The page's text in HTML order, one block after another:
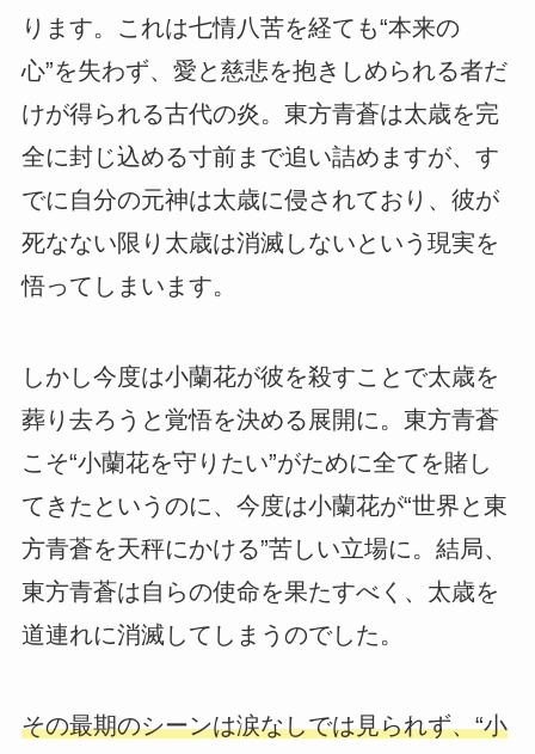
ります。これは七情八苦を経ても“本来の
心”を失わず、愛と慈悲を抱きしめられる者だ
けが得られる古代の炎。東方青蒼は太歳を完
全に封じ込める寸前まで追い詰めますが、す
でに自分の元神は太歳に侵されており、彼が
死なない限り太歳は消滅しないという現実を
悟ってしまいます。
しかし今度は小蘭花が彼を殺すことで太歳を
葬り去ろうと覚悟を決める展開に。東方青蒼
こそ“小蘭花を守りたい”がために全てを賭し
てきたというのに、今度は小蘭花が“世界と東
方青蒼を天秤にかける”苦しい立場に。結局、
東方青蒼は自らの使命を果たすべく、太歳を
道連れに消滅してしまうのでした。
その最期のシーンは涙なしでは見られず、“小